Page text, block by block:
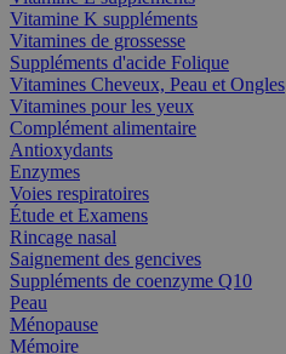
Vitamine K suppléments
Vitamines de grossesse
Suppléments d'acide Folique
Vitamines Cheveux, Peau et Ongles
Vitamines pour les yeux
Complément alimentaire
Antioxydants
Enzymes
Voies respiratoires
Étude et Examens
Rincage nasal
Saignement des gencives
Suppléments de coenzyme Q10
Peau
Ménopause
Mémoire